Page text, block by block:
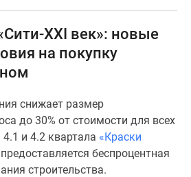
XXI век»: новые
на покупку
снижает размер
до 30% от стоимости для всех
и 4.2 квартала «Краски
беспроцентная
строительства.